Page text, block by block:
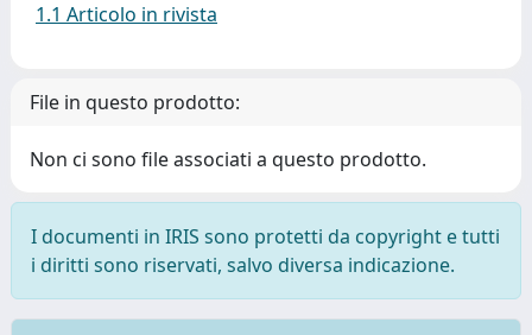
1.1 Articolo in rivista
File in questo prodotto:
Non ci sono file associati a questo prodotto.
I documenti in IRIS sono protetti da copyright e tutti
i diritti sono riservati, salvo diversa indicazione.